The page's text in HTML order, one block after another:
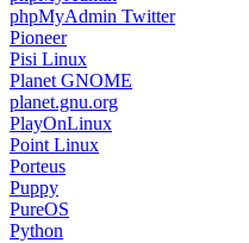
phpMyAdmin Twitter
Pioneer
Pisi Linux
Planet GNOME
planet.gnu.org
PlayOnLinux
Point Linux
Porteus
Puppy
PureOS
Python